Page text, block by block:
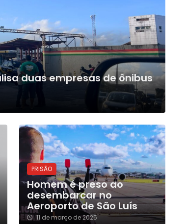
duas empresas de ônibus
PRISÃO
Homem é preso ao
desembarcar no
Aeroporto de São Luís
11 de março de 2025